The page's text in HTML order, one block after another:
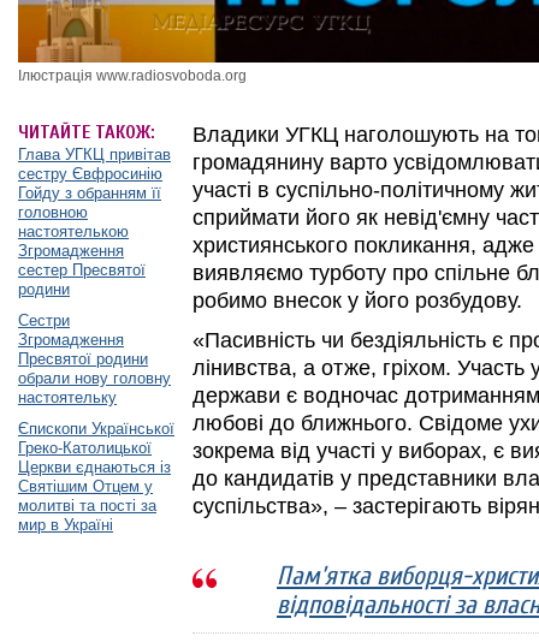
Ілюстрація www.radiosvoboda.org
ЧИТАЙТЕ ТАКОЖ:
Глава УГКЦ привітав
сестру Євфросинію
Гойду з обранням її
головною
настоятелькою
Згромадження
сестер Пресвятої
родини
Сестри
Згромадження
Пресвятої родини
обрали нову головну
настоятельку
Єпископи Української
Греко-Католицької
Церкви єднаються із
Святішим Отцем у
молитві та пості за
мир в Україні
Владики УГКЦ наголошують на
громадянину варто
участі в суспільно-політичному
сприймати його як невід'ємну
християнського покликання,
виявляємо турботу про спільне
робимо внесок у його розбудову.
«Пасивність чи бездіяльність є
лінивства, а отже, гріхом. Участь
держави є водночас дотриманням
любові до ближнього. Свідоме
зокрема від участі у виборах, є
до кандидатів у представники
суспільства», – застерігають
Пам’ятка виборця-
відповідальності за